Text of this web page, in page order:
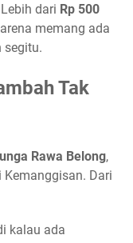
dari Rp 500
memang ada
segitu.
Tak
Rawa Belong,
Dari
kalau ada